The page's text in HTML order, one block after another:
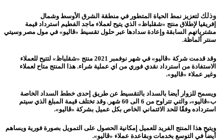
وذلك لتعزيز نمط الحياة المتطور في منطقة الشرق الأوسط وشمال
إفريقيا لإطلاق منتج «شقلباظ» الذي يتيح لعملاء ماجد الفطيم استرداد قيمة
مشترياتهم السابقة وإعادة سدادها عبر حلول تقسيط «ڤاليو» في مول مصر وسيتي
سنتر ألماظة.
وقد قدمت شركة «ڤاليو» في شهر نوفمبر 2021 منتج «شقلباظ» لتتيح للعملاء
الاستفادة من استرداد نقدي فوري من اي عملية شراء. هذا المنتج متاح لعملاء
وغير عملاء «ڤاليو».
ويسمح للزوار أيضا بالسداد بالتقسيط عن طريق إحدى خطط السداد الخاصة
ب«ڤاليو»، والتي تتراوح من 6 الى 60 شهر
. وقد تختلف قيمة المبلغ الذي سيتم
استرداده وفقًا للحد الائتماني الخاص بكل عميل بشركة «ڤاليو».
ويتيح هذا المنتج الفريد للعميل إمكانية الحصول على التمويل بصورة فورية ويساهم
أيضاً في التوسع بخدمات وبقاعدة عملاء «ڤاليو».